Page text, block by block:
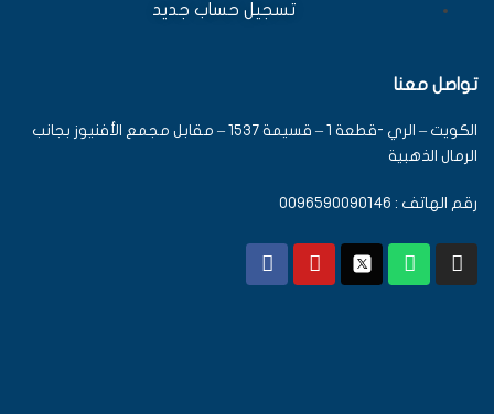
تسجيل حساب جديد
تواصل معنا
الكويت – الري -قطعة 1 – قسيمة 1537 – مقابل مجمع الأفنيوز بجانب
الرمال الذهبية
رقم الهاتف : 0096590090146